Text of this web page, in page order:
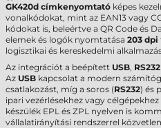
GK420d címkenyomtató képes
vonalkódokat, mint az EAN13 vagy
kódokat is, beleértve a QR Code és
elemek és logók nyomtatása 203 dpi
logisztikai és kereskedelmi
Az integrációt a beépített USB, RS232
Az USB kapcsolat a modern
csatlakozást, míg a soros (RS232) és
ipari vezérlésekhez vagy
készülék EPL és ZPL nyelven is
vállalatirányítási rendszerrel